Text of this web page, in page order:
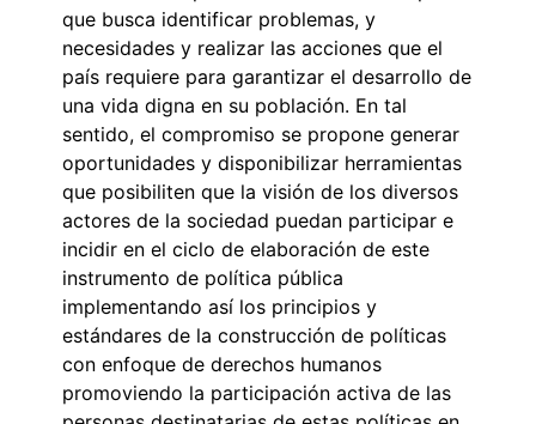
que busca identificar problemas, y
necesidades y realizar las acciones que el
país requiere para garantizar el desarrollo de
una vida digna en su población. En tal
sentido, el compromiso se propone generar
oportunidades y disponibilizar herramientas
que posibiliten que la visión de los diversos
actores de la sociedad puedan participar e
incidir en el ciclo de elaboración de este
instrumento de política pública
implementando así los principios y
estándares de la construcción de políticas
con enfoque de derechos humanos
promoviendo la participación activa de las